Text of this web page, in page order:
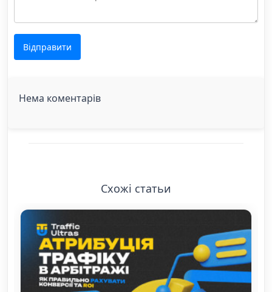
Відправити
Нема коментарів
Схожі статьи